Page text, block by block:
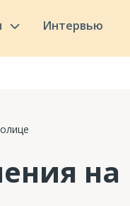
Интервью
на